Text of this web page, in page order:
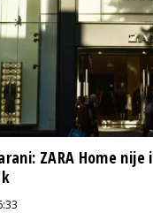
ZARA Home